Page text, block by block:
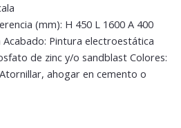
(mm): H 450 L 1600 A 400
Pintura electroestática
de zinc y/o sandblast Colores:
ahogar en cemento o